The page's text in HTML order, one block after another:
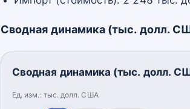
Сводная динамика (тыс. долл.
Сводная динамика (тыс. долл.
Ед. изм.: тыс. долл. США